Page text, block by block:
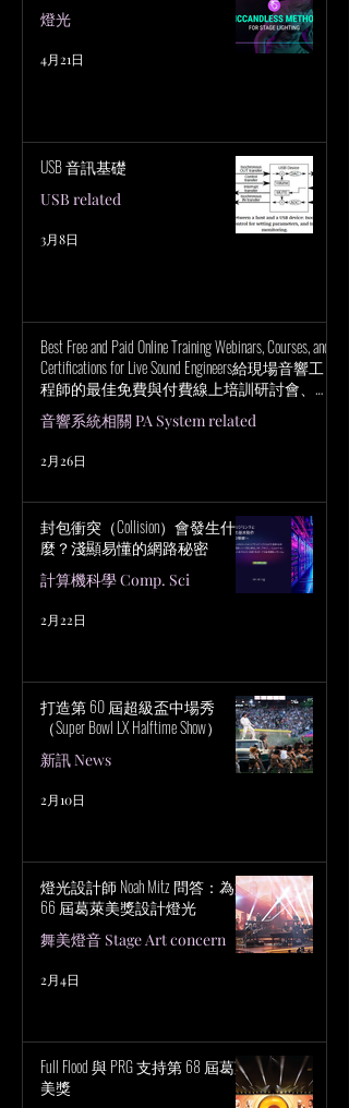
燈光
4月21日
USB 音訊基礎
USB related
3月8日
Best Free and Paid Online Training Webinars, Courses, and
Certifications for Live Sound Engineers給現場音響工
程師的最佳免費與付費線上培訓研討會、課
程與認證
音響系統相關 PA System related
2月26日
封包衝突（Collision）會發生什
麼？淺顯易懂的網路秘密
計算機科學 Comp. Sci
2月22日
打造第 60 屆超級盃中場秀
（Super Bowl LX Halftime Show）
新訊 News
2月10日
燈光設計師 Noah Mitz 問答：為第
66 屆葛萊美獎設計燈光
舞美燈音 Stage Art concern
2月4日
Full Flood 與 PRG 支持第 68 屆葛萊
美獎